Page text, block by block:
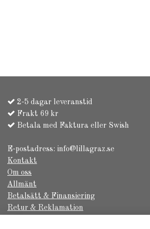
2-5 dagar leveranstid
Frakt 69 kr
Betala med Faktura eller Swish
E-postadress: info@lillagraz.se
Kontakt
Om oss
Allmänt
Betalsätt & Finansiering
Retur & Reklamation